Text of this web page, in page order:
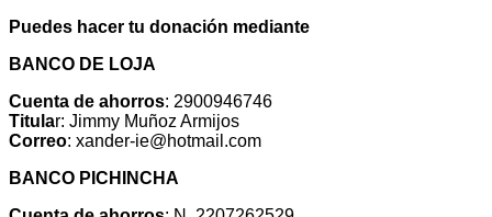
Puedes hacer tu donación mediante
BANCO DE LOJA
Cuenta de ahorros: 2900946746
Titular: Jimmy Muñoz Armijos
Correo: xander-ie@hotmail.com
BANCO PICHINCHA